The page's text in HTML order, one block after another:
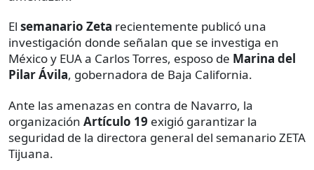
El semanario Zeta recientemente publicó una
investigación donde señalan que se investiga en
México y EUA a Carlos Torres, esposo de Marina del
Pilar Ávila, gobernadora de Baja California.
Ante las amenazas en contra de Navarro, la
organización Artículo 19 exigió garantizar la
seguridad de la directora general del semanario ZETA
Tijuana.